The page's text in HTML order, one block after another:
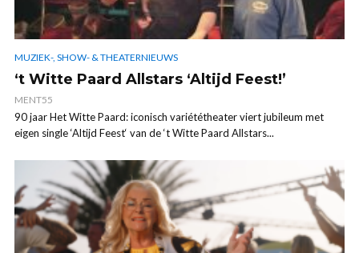
MUZIEK-, SHOW- & THEATERNIEUWS
‘t Witte Paard Allstars ‘Altijd Feest!’
MENT55
90 jaar Het Witte Paard: iconisch variététheater viert jubileum met
eigen single ‘Altijd Feest‘ van de ‘t Witte Paard Allstars...